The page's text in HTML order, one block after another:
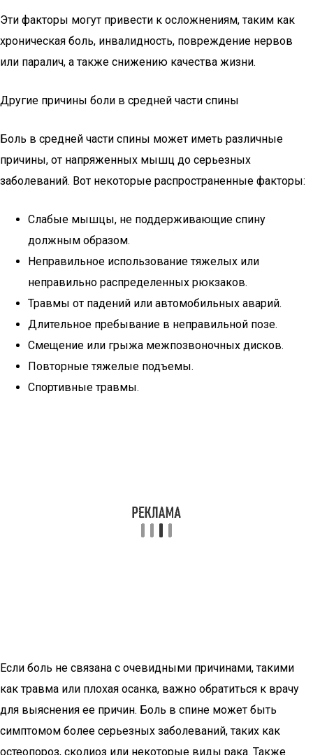
Эти факторы могут привести к осложнениям, таким как
хроническая боль, инвалидность, повреждение нервов
или паралич, а также снижению качества жизни.
Другие причины боли в средней части спины
Боль в средней части спины может иметь различные
причины, от напряженных мышц до серьезных
заболеваний. Вот некоторые распространенные факторы:
Слабые мышцы, не поддерживающие спину
должным образом.
Неправильное использование тяжелых или
неправильно распределенных рюкзаков.
Травмы от падений или автомобильных аварий.
Длительное пребывание в неправильной позе.
Смещение или грыжа межпозвоночных дисков.
Повторные тяжелые подъемы.
Спортивные травмы.
Если боль не связана с очевидными причинами, такими
как травма или плохая осанка, важно обратиться к врачу
для выяснения ее причин. Боль в спине может быть
симптомом более серьезных заболеваний, таких как
остеопороз, сколиоз или некоторые виды рака. Также